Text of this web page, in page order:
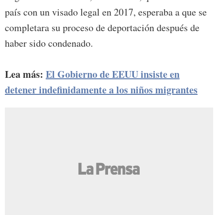
país con un visado legal en 2017, esperaba a que se
completara su proceso de deportación después de
haber sido condenado.
Lea más: El Gobierno de EEUU insiste en
detener indefinidamente a los niños migrantes